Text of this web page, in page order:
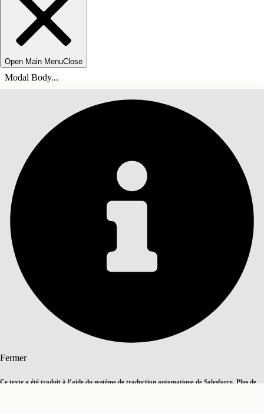
Open Main MenuClose
Modal Body...
Fermer
Ce texte a été traduit à l’aide du système de traduction automatique de Salesforce. Plus de
Table des matières
TABLE DES MATIÈRES
Rechercher